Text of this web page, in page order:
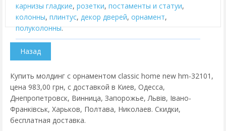
карнизы гладкие, розетки, постаменты и статуи,
колонны, плинтус, декор дверей, орнамент,
полуколонны.
Купить молдинг с орнаментом classic home new hm-32101,
цена 983,00 грн, с доставкой в Киев, Одесса,
Днепропетровск, Винница, Запорожье, Львів, Івано-
Франківськ, Харьков, Полтава, Николаев. Скидки,
бесплатная доставка.